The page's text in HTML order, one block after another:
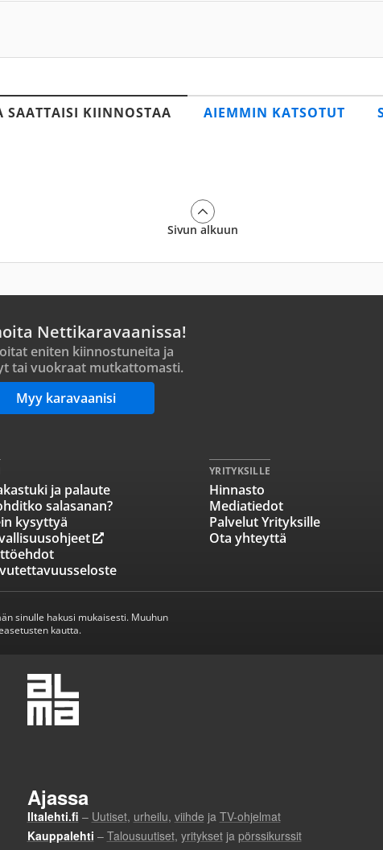
SAATTAISI KIINNOSTAA AIEMMIN KATSOTUT
Sivun alkuun
Nettikaravaanissa!
eniten kiinnostuneita ja
tai vuokraat mutkattomasti.
Myy karavaanisi
ja palaute
salasanan?
kysyttyä
YRITYKSILLE
Hinnasto
Mediatiedot
Palvelut Yrityksille
Ota yhteyttä
sinulle hakusi mukaisesti. Muuhun
kautta.